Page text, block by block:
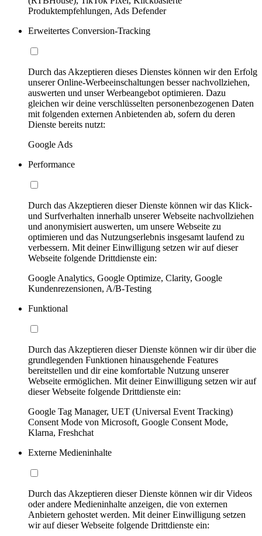
Produktempfehlungen, Ads Defender
Erweitertes Conversion-Tracking
Durch das Akzeptieren dieses Dienstes können wir den Erfolg
unserer Online-Werbeeinschaltungen besser nachvollziehen,
auswerten und unser Werbeangebot optimieren. Dazu
gleichen wir deine verschlüsselten personenbezogenen Daten
mit folgenden externen Anbietenden ab, sofern du deren
Dienste bereits nutzt:
Google Ads
Performance
Durch das Akzeptieren dieser Dienste können wir das Klick-
und Surfverhalten innerhalb unserer Webseite nachvollziehen
und anonymisiert auswerten, um unsere Webseite zu
optimieren und das Nutzungserlebnis insgesamt laufend zu
verbessern. Mit deiner Einwilligung setzen wir auf dieser
Webseite folgende Drittdienste ein:
Google Analytics, Google Optimize, Clarity, Google
Kundenrezensionen, A/B-Testing
Funktional
Durch das Akzeptieren dieser Dienste können wir dir über die
grundlegenden Funktionen hinausgehende Features
bereitstellen und dir eine komfortable Nutzung unserer
Webseite ermöglichen. Mit deiner Einwilligung setzen wir auf
dieser Webseite folgende Drittdienste ein:
Google Tag Manager, UET (Universal Event Tracking)
Consent Mode von Microsoft, Google Consent Mode,
Klarna, Freshchat
Externe Medieninhalte
Durch das Akzeptieren dieser Dienste können wir dir Videos
oder andere Medieninhalte anzeigen, die von externen
Anbietern gehostet werden. Mit deiner Einwilligung setzen
wir auf dieser Webseite folgende Drittdienste ein: